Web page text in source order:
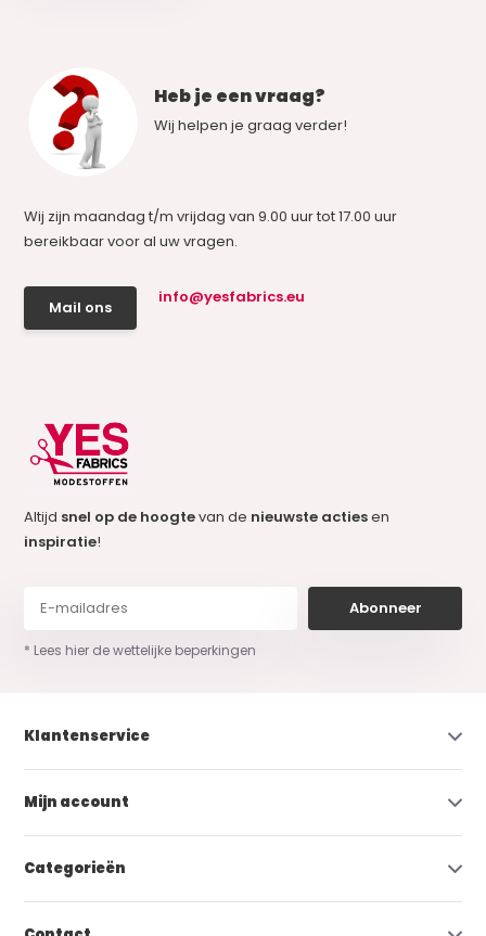
Heb je een vraag?
Wij helpen je graag verder!
Wij zijn maandag t/m vrijdag van 9.00 uur tot 17.00 uur
bereikbaar voor al uw vragen.
Mail ons
info@yesfabrics.eu
Altijd snel op de hoogtevan de nieuwste actiesen
inspiratie!
Abonneer
* Lees hier de wettelijke beperkingen
Klantenservice
Mijn account
Categorieën